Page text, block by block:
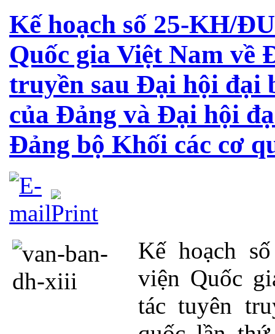
Kế hoạch số 25-KH/
Quốc gia Việt Nam về
truyền sau Đại hội đại
của Đảng và Đại hội
Đảng bộ Khối các cơ
Kế hoạch
viện Quốc
tác tuyên